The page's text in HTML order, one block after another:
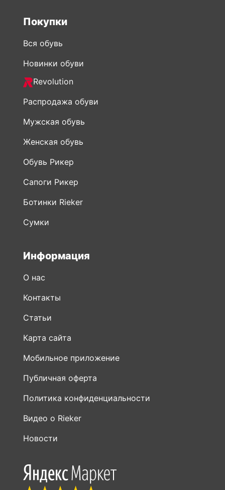
Покупки
Вся обувь
Новинки обуви
Revolution
Распродажа обуви
Мужская обувь
Женская обувь
Обувь Рикер
Сапоги Рикер
Ботинки Rieker
Сумки
Информация
О нас
Контакты
Статьи
Карта сайта
Мобильное приложение
Публичная оферта
Политика конфиденциальности
Видео о Rieker
Новости